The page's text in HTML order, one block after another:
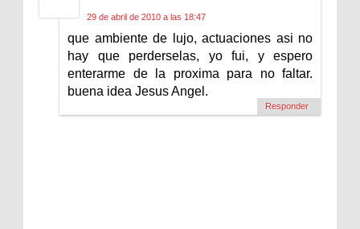
29 de abril de 2010 a las 18:47
que ambiente de lujo, actuaciones asi no
hay que perderselas, yo fui, y espero
enterarme de la proxima para no faltar.
buena idea Jesus Angel.
Responder